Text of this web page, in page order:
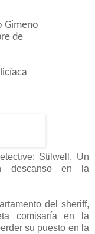
Gimeno
de
Stilwell. Un
descanso en la
del sheriff,
comisaría en la
su puesto en la